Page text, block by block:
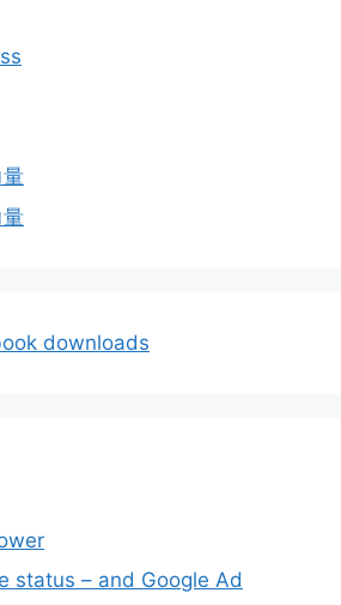
status – and Google Ad